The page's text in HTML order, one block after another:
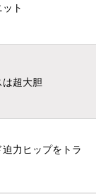
ト
超大胆
力ヒップをトラ